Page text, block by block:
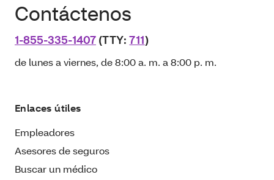
Contáctenos
1-855-335-1407 (TTY:711)
de lunes a viernes, de 8:00 a. m. a 8:00 p. m.
Enlaces útiles
Empleadores
Asesores de seguros
Buscar un médico